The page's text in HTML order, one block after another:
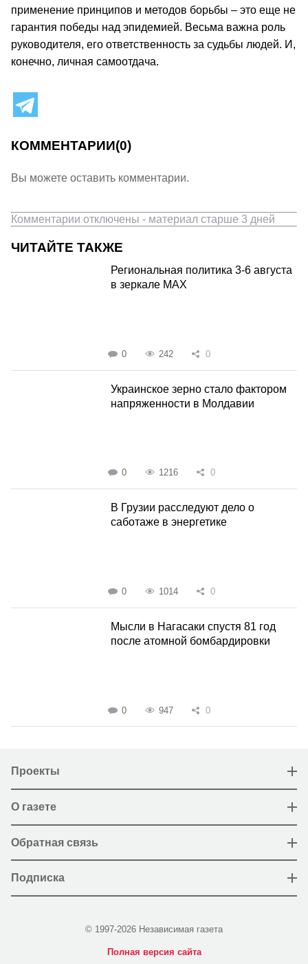
применение принципов и методов борьбы – это еще не
гарантия победы над эпидемией. Весьма важна роль
руководителя, его ответственность за судьбы людей. И,
конечно, личная самоотдача.
КОММЕНТАРИИ(0)
Вы можете оставить комментарии.
Комментарии отключены - материал старше 3 дней
ЧИТАЙТЕ ТАКЖЕ
Региональная политика 3-6 августа
в зеркале MAX
0 242 0
Украинское зерно стало фактором
напряженности в Молдавии
0 1216 0
В Грузии расследуют дело о
саботаже в энергетике
0 1014 0
Мысли в Нагасаки спустя 81 год
после атомной бомбардировки
0 947 0
Проекты
О газете
Обратная связь
Подписка
© 1997-2026 Независимая газета
Полная версия сайта